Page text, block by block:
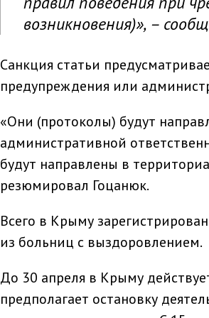
возникновения)», –
Санкция статьи
предупреждения или
«Они (протоколы) будут
административной
будут направлены в
резюмировал Гоцанюк.
Всего в Крыму
из больниц с выздоровлением.
До 30 апреля в Крыму
предполагает остановку